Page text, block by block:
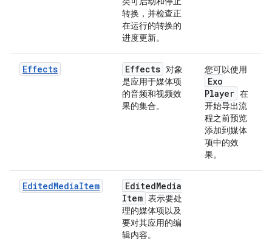
转换，并检查正
在运行的转换的
进度更新。
Effects Effects 对象
是应用于媒体项
的音频和视频效
果的集合。
您可以使用
Exo
Player 在
开始导出流
程之前预览
添加到媒体
项中的效
果。
EditedMediaItem EditedMedia
Item 表示要处
理的媒体项以及
要对其应用的编
辑内容。